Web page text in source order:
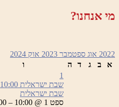
מי אנחנו?
2022 אוג ספטמבר 2023 אוק 2024
א
ב ג ד ה ו
1
שבת ישראלית 10:00
שבת ישראלית
ספט 1 @ 10:00 – 14:00